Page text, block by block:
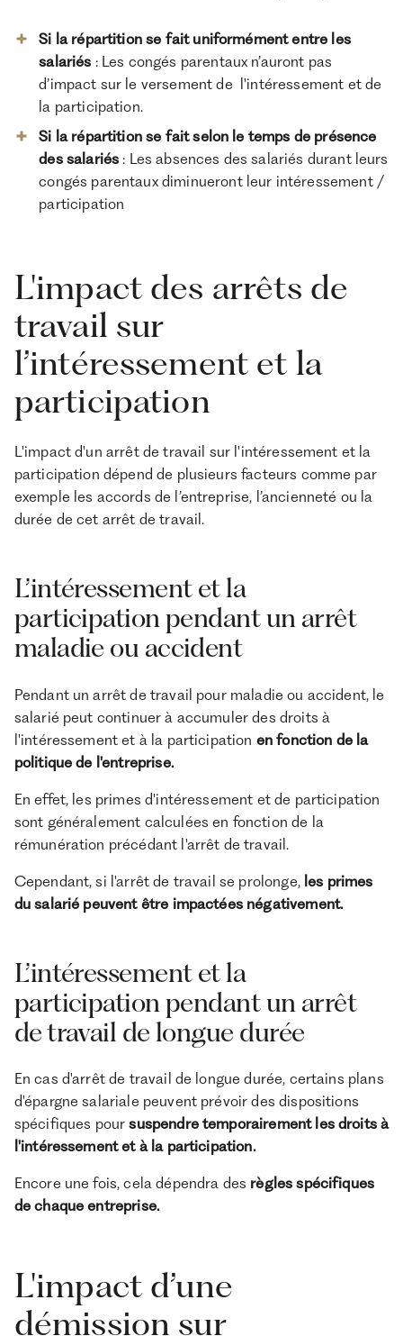
Si la répartition se fait uniformément entre les
salariés : Les congés parentaux n’auront pas
d’impact sur le versement de l'intéressement et de
la participation.
Si la répartition se fait selon le temps de présence
des salariés : Les absences des salariés durant leurs
congés parentaux diminueront leur intéressement /
participation
L'impact des arrêts de
travail sur
l’intéressement et la
participation
L'impact d'un arrêt de travail sur l'intéressement et la
participation dépend de plusieurs facteurs comme par
exemple les accords de l’entreprise, l’ancienneté ou la
durée de cet arrêt de travail.
L’intéressement et la
participation pendant un arrêt
maladie ou accident
Pendant un arrêt de travail pour maladie ou accident, le
salarié peut continuer à accumuler des droits à
l'intéressement et à la participation en fonction de la
politique de l'entreprise.
En effet, les primes d'intéressement et de participation
sont généralement calculées en fonction de la
rémunération précédant l'arrêt de travail.
Cependant, si l'arrêt de travail se prolonge,les primes
du salarié peuvent être impactées négativement.
L’intéressement et la
participation pendant un arrêt
de travail de longue durée
En cas d'arrêt de travail de longue durée, certains plans
d'épargne salariale peuvent prévoir des dispositions
spécifiques poursuspendre temporairement les droits à
l'intéressement et à la participation.
Encore une fois, cela dépendra des règles spécifiques
de chaque entreprise.
L'impact d’une
démission sur